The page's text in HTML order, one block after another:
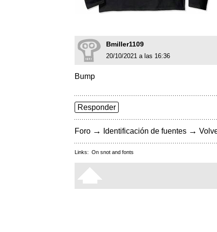
Bmiller1109
20/10/2021 a las 16:36
Bump
Responder
Foro → Identificación de fuentes →
Links: On snot and fonts